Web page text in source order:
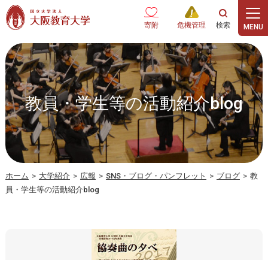
本文へ
寄附 危機管理
教員・学生等の活動紹介blog
ホーム > 大学紹介 > 広報 > SNS・ブログ・パンフレット > ブログ > 教
員・学生等の活動紹介blog